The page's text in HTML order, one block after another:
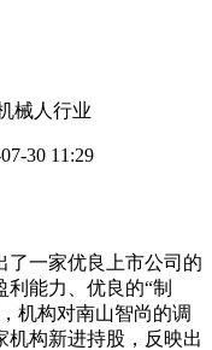
械人行业
30 11:29
一家优良上市公司的
能力、优良的“制
机构对南山智尚的调
机构新进持股，反映出